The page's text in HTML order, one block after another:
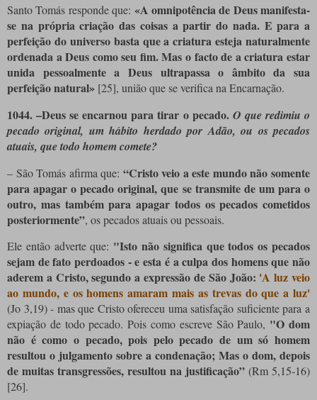
Santo Tomás responde que: «A omnipotência de Deus manifesta-
se na própria criação das coisas a partir do nada. E para a
perfeição do universo basta que a criatura esteja naturalmente
ordenada a Deus como seu fim. Mas o facto de a criatura estar
unida pessoalmente a Deus ultrapassa o âmbito da sua
perfeição natural» [25], união que se verifica na Encarnação.
1044. –Deus se encarnou para tirar o pecado. O que redimiu o
pecado original, um hábito herdado por Adão, ou os pecados
atuais, que todo homem comete?
– São Tomás afirma que: “Cristo veio a este mundo não somente
para apagar o pecado original, que se transmite de um para o
outro, mas também para apagar todos os pecados cometidos
posteriormente”, os pecados atuais ou pessoais.
Ele então adverte que: "Isto não significa que todos os pecados
sejam de fato perdoados - e esta é a culpa dos homens que não
aderem a Cristo, segundo a expressão de São João: 'A luz veio
ao mundo, e os homens amaram mais as trevas do que a luz'
(Jo 3,19) - mas que Cristo ofereceu uma satisfação suficiente para a
expiação de todo pecado. Pois como escreve São Paulo, "O dom
não é como o pecado, pois pelo pecado de um só homem
resultou o julgamento sobre a condenação; Mas o dom, depois
de muitas transgressões, resultou na justificação” (Rm 5,15-16)
[26].